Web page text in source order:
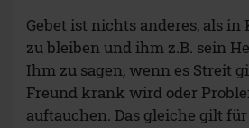
Gebet ist nichts anderes, als
zu bleiben und ihm z.B. sein
Ihm zu sagen, wenn es Streit
Freund krank wird oder
auftauchen. Das gleiche gilt